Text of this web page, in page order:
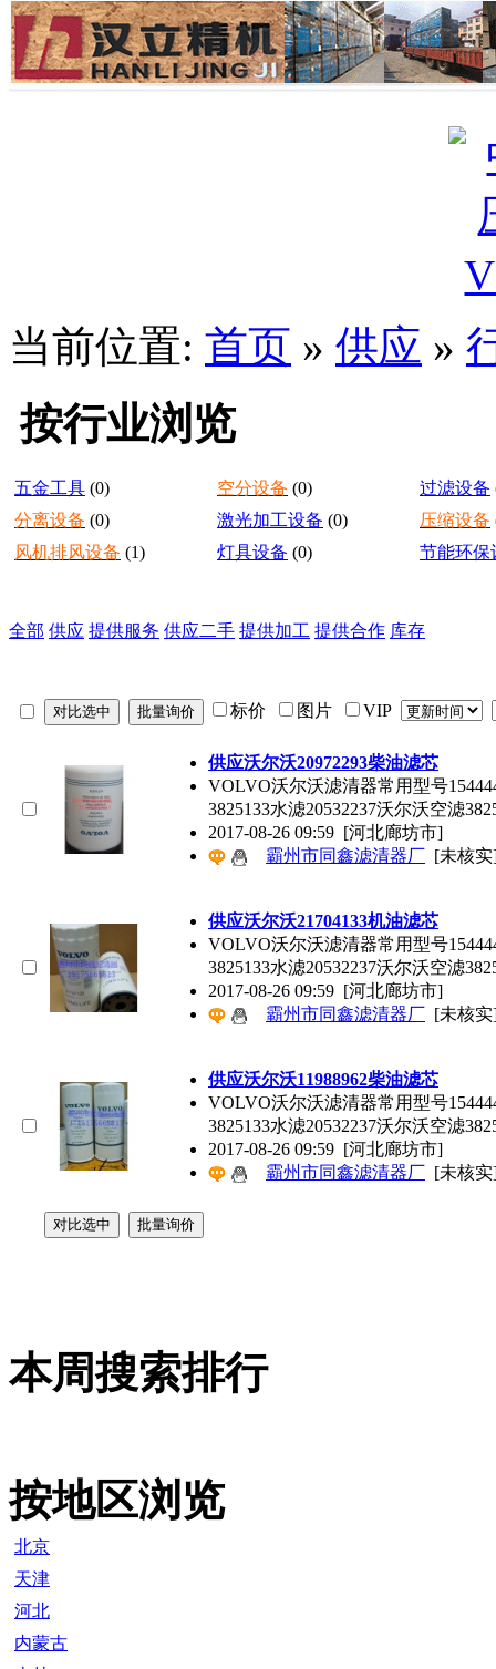
当前位置: 首页 » 供应 »
按行业浏览
五金工具 (0) 空分设备 (0) 过滤设备
分离设备 (0) 激光加工设备 (0) 压缩设备
风机排风设备 (1) 灯具设备 (0) 节能环保
全部 供应 提供服务 供应二手 提供加工 提供合作 库存
标价 图片 VIP
供应沃尔沃20972293柴油滤芯
VOLVO沃尔沃滤清器常用型号
3825133水滤20532237沃尔沃空滤
2017-08-26 09:59 [河北廊坊市]
霸州市同鑫滤清器厂 [未核
供应沃尔沃21704133机油滤芯
VOLVO沃尔沃滤清器常用型号
3825133水滤20532237沃尔沃空滤
2017-08-26 09:59 [河北廊坊市]
霸州市同鑫滤清器厂 [未核
供应沃尔沃11988962柴油滤芯
VOLVO沃尔沃滤清器常用型号
3825133水滤20532237沃尔沃空滤
2017-08-26 09:59 [河北廊坊市]
霸州市同鑫滤清器厂 [未核
本周搜索排行
按地区浏览
北京
天津
河北
内蒙古